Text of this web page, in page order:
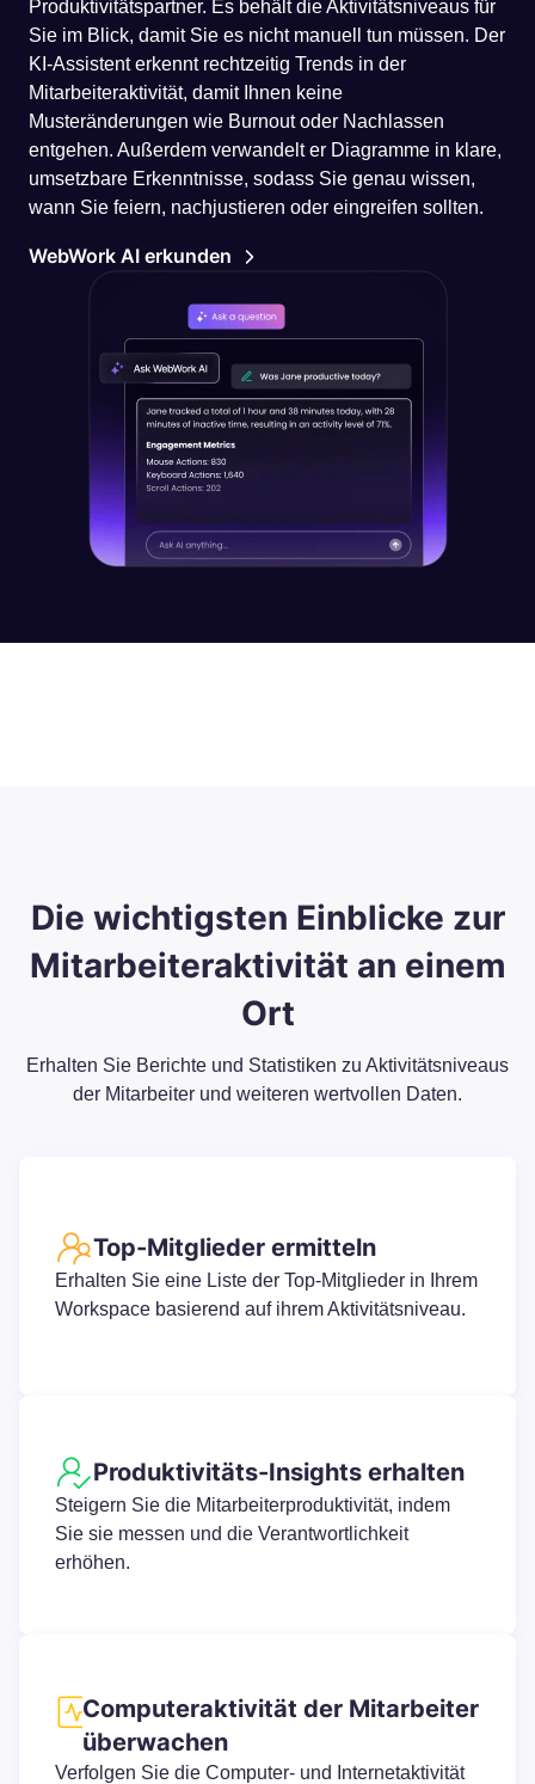
Produktivitätspartner. Es behält die Aktivitätsniveaus für
Sie im Blick, damit Sie es nicht manuell tun müssen. Der
KI-Assistent erkennt rechtzeitig Trends in der
Mitarbeiteraktivität, damit Ihnen keine
Musteränderungen wie Burnout oder Nachlassen
entgehen. Außerdem verwandelt er Diagramme in klare,
umsetzbare Erkenntnisse, sodass Sie genau wissen,
wann Sie feiern, nachjustieren oder eingreifen sollten.
WebWork AI erkunden
Die wichtigsten Einblicke zur
Mitarbeiteraktivität an einem
Ort
Erhalten Sie Berichte und Statistiken zu Aktivitätsniveaus
der Mitarbeiter und weiteren wertvollen Daten.
Top-Mitglieder ermitteln
Erhalten Sie eine Liste der Top-Mitglieder in Ihrem
Workspace basierend auf ihrem Aktivitätsniveau.
Produktivitäts-Insights erhalten
Steigern Sie die Mitarbeiterproduktivität, indem
Sie sie messen und die Verantwortlichkeit
erhöhen.
Computeraktivität der Mitarbeiter
überwachen
Verfolgen Sie die Computer- und Internetaktivität